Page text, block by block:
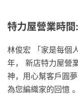
特力屋營業時
林俊宏 「家是每個
年， 新店特力屋營
神，用心幫客戶圓
為您編織家的回憶